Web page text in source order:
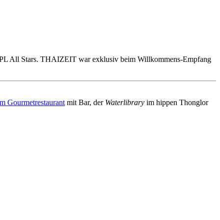
All Stars. THAIZEIT war exklusiv beim Willkommens-Empfang
Gourmetrestaurant mit Bar, der Waterlibrary im hippen Thonglor